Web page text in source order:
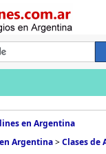
en Argentina
Argentina>Clases de